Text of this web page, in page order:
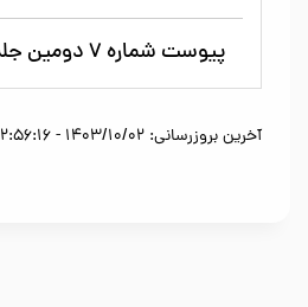
پیوست شماره ۷ دومین جلسه از دوره هفتم
آخرین بروزرسانی: 1403/10/02 - 12:56:16